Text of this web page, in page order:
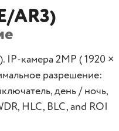
AR3)
IP-камера 2MP ( 1920 ×
разрешение:
день / ночь,
HLC, BLC, and ROI